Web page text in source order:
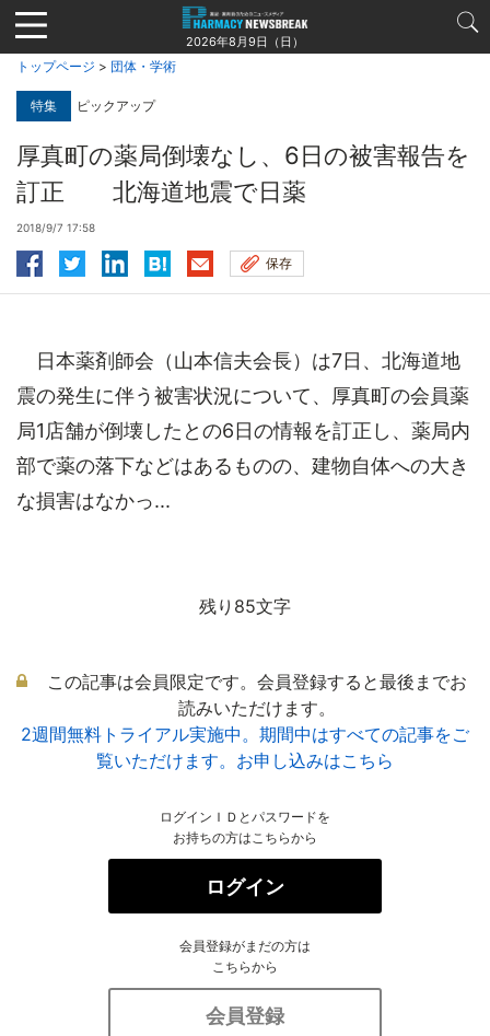
Jump
to
navigation
2026年8月9日（日）
トップページ > 団体・学術
特集 ピックアップ
厚真町の薬局倒壊なし、6日の被害報告を
訂正 北海道地震で日薬
2018/9/7 17:58
保存
日本薬剤師会（山本信夫会長）は7日、北海道地
震の発生に伴う被害状況について、厚真町の会員薬
局1店舗が倒壊したとの6日の情報を訂正し、薬局内
部で薬の落下などはあるものの、建物自体への大き
な損害はなかっ...
残り85文字
この記事は会員限定です。会員登録すると最後までお
読みいただけます。
2週間無料トライアル実施中。期間中はすべての記事をご
覧いただけます。お申し込みはこちら
ログインＩＤとパスワードを
お持ちの方はこちらから
ログイン
会員登録がまだの方は
こちらから
会員登録